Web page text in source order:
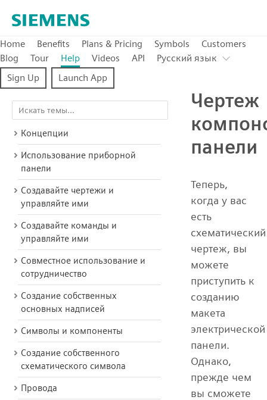
Home Benefits Plans & Pricing Symbols
Customers
Blog
Tour Help Videos API
Pусский язык
Sign Up
Launch App
Концепции
Использование приборной
панели
Создавайте чертежи и
управляйте ими
Создавайте команды и
управляйте ими
Совместное использование и
сотрудничество
Создание собственных
основных надписей
Символы и компоненты
Создание собственного
схематического символа
Провода
Чертеж
панели
Теперь,
когда у вас
есть
схематический
чертеж, вы
можете
приступить к
созданию
макета
электрической
панели.
Однако,
прежде чем
вы сможете